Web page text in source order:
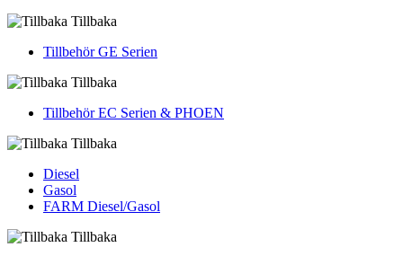
Tillbaka
Tillbehör GE Serien
Tillbaka
Tillbehör EC Serien & PHOEN
Tillbaka
Diesel
Gasol
FARM Diesel/Gasol
Tillbaka